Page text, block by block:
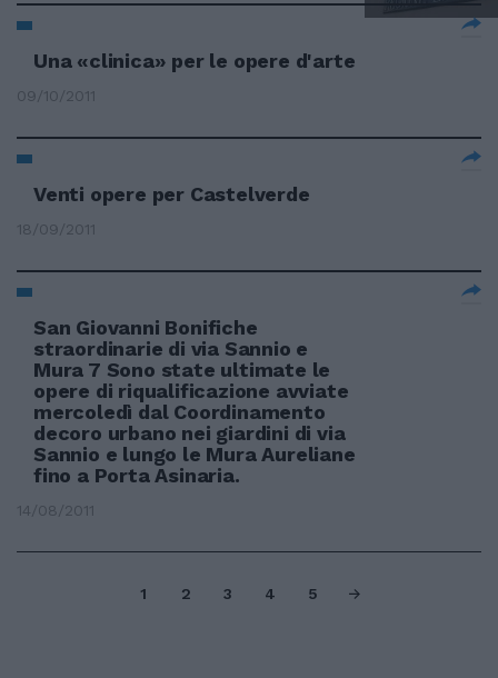
Una «clinica» per le opere d'arte
09/10/2011
Venti opere per Castelverde
18/09/2011
San Giovanni Bonifiche
straordinarie di via Sannio e
Mura 7 Sono state ultimate le
opere di riqualificazione avviate
mercoledì dal Coordinamento
decoro urbano nei giardini di via
Sannio e lungo le Mura Aureliane
fino a Porta Asinaria.
14/08/2011
1 2 3 4 5